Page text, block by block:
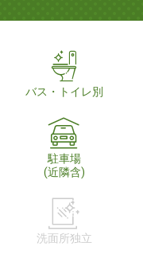
バス・トイレ別
駐車場
(近隣含)
洗面所独立